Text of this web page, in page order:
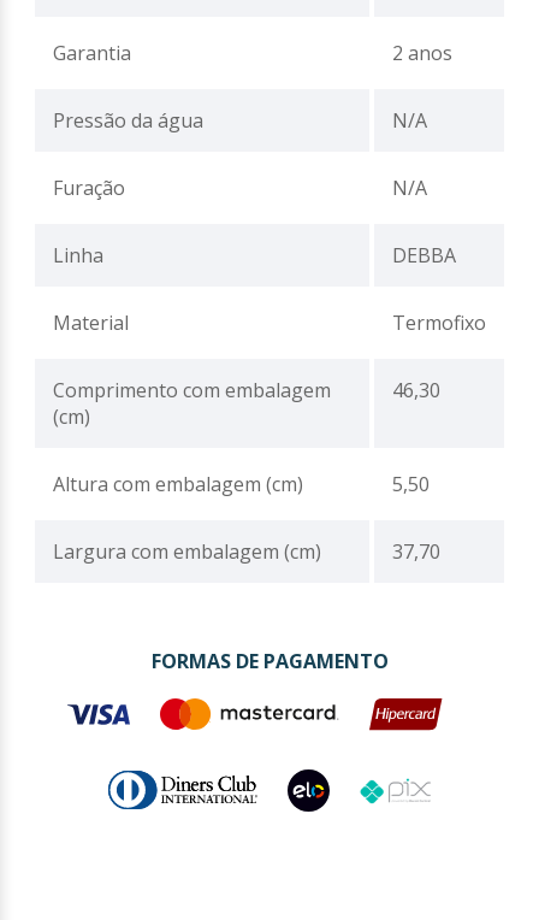
Garantia 2 anos
Pressão da água N/A
Furação N/A
Linha DEBBA
Material Termofixo
Comprimento com embalagem
(cm)
46,30
Altura com embalagem (cm) 5,50
Largura com embalagem (cm) 37,70
FORMAS DE PAGAMENTO